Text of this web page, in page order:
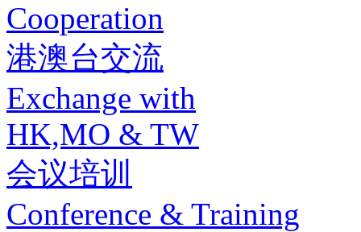
Cooperation
港澳台交流
Exchange with
HK,MO & TW
会议培训
Conference & Training